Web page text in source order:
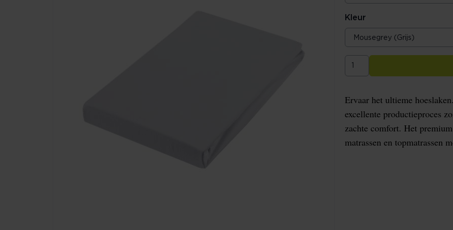
Kleur
Ervaar het ultieme
excellente productieproces
zachte comfort. Het
matrassen en topmatrassen